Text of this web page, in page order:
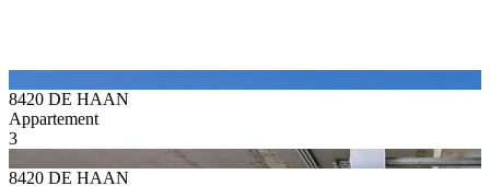
8420 DE HAAN
Appartement
3
8420 DE HAAN